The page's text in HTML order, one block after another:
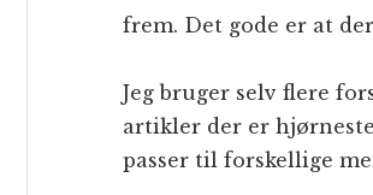
frem. Det gode er at
Jeg bruger selv flere
artikler der er
passer til forskellige